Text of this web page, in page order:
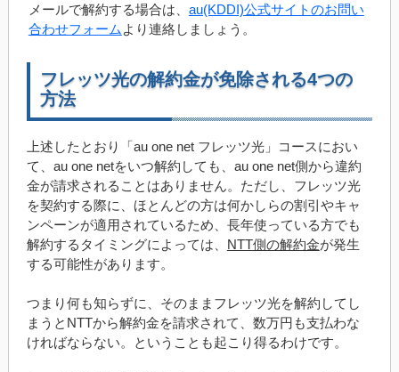
メールで解約する場合は、 au(KDDI)公式サイトのお問い
合わせフォーム より連絡しましょう。
フレッツ光の解約金が免除される4つの
方法
上述したとおり「au one net フレッツ光」コースにおい
て、au one netをいつ解約しても、au one net側から違約
金が請求されることはありません。ただし、フレッツ光
を契約する際に、ほとんどの方は何かしらの割引やキャ
ンペーンが適用されているため、長年使っている方でも
解約するタイミングによっては、 NTT側の解約金が発生
する可能性があります。
つまり何も知らずに、そのままフレッツ光を解約してし
まうとNTTから解約金を請求されて、数万円も支払わな
ければならない。ということも起こり得るわけです。